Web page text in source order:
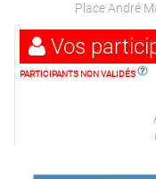
Place André
Vos
PARTICIPANTS NON VALIDÉS